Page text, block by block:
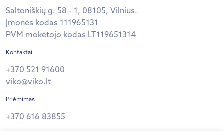
Saltoniškių g. 58 - 1, 08105, Vilnius.
Įmonės kodas 111965131
PVM mokėtojo kodas LT119651314
Kontaktai
+370 521 91600
viko@viko.lt
Priėmimas
+370 616 83855